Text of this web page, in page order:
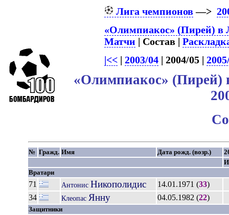
Лига чемпионов—>
«Олимпиакос» (Пирей) в
Матчи | Состав |
|<<| 2003/04| 2004/05 |
«Олимпиакос»
№ Гражд. Имя Дата рожд. (возр.)
Вратари
71 Антонис Никополидис 14.01.1971 (33)
34
Клеопас Янну 04.05.1982 (22)
Защитники